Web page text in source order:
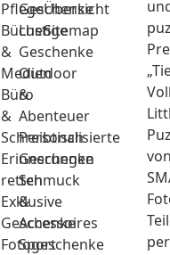
Pflege
Bücher
&
Medien
Büro
&
Schreibtisch
Erinnerungen
retten
Exklusive
Geschenke
Fotogeschenke
Geschenke
Lustige
Geschenke
Outdoor
&
Abenteuer
Personalisierte
Geschenke
Schmuck
&
Accessoires
Sport
Übersicht
Sitemap